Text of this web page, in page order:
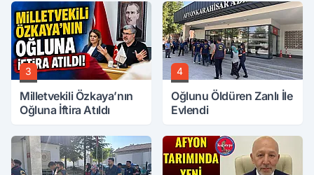
3
Milletvekili Özkaya’nın
Oğluna İftira Atıldı
4
Oğlunu Öldüren Zanlı İle
Evlendi